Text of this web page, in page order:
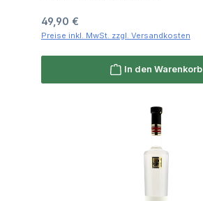
Regulärer Preis:
49,90 €
Preise inkl. MwSt. zzgl. Versandkosten
In den Warenkorb